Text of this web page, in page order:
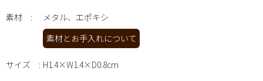
素材
メタル、エポキシ
素材とお手入れについて
サイズ H1.4×W1.4×D0.8cm